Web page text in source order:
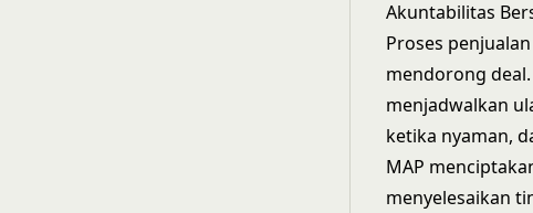
Akuntabilitas
Proses
mendorong
menjadwalkan
ketika nyaman,
MAP
menyelesaikan